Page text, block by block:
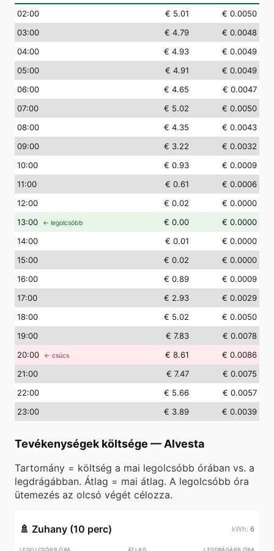
02:00 € 5.01
€ 0.0050
03:00 € 4.79
€ 0.0048
04:00 € 4.93
€ 0.0049
05:00 € 4.91
€ 0.0049
06:00 € 4.65
€ 0.0047
07:00 € 5.02
€ 0.0050
08:00 € 4.35
€ 0.0043
09:00 € 3.22
€ 0.0032
10:00 € 0.93
€ 0.0009
11:00 € 0.61
€ 0.0006
12:00 € 0.02
€ 0.0000
13:00 ← legolcsóbb € 0.00
€ 0.0000
14:00 € 0.01
€ 0.0000
15:00 € 0.02
€ 0.0000
16:00 € 0.89
€ 0.0009
17:00 € 2.93
€ 0.0029
18:00 € 5.02
€ 0.0050
19:00 € 7.83
€ 0.0078
20:00 ← csúcs € 8.61
€ 0.0086
21:00 € 7.47
€ 0.0075
22:00 € 5.66
€ 0.0057
23:00 € 3.89 € 0.0039
Tevékenységek költsége — Alvesta
Tartomány = költség a mai legolcsóbb órában vs. a
legdrágábban. Átlag = mai átlag. A legolcsóbb óra
ütemezés az olcsó végét célozza.
🚿 Zuhany (10 perc) 6